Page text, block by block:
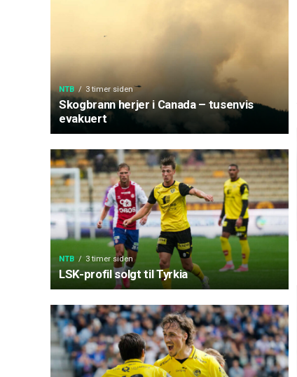
NTB 3 timer siden
Skogbrann herjer i Canada – tusenvis
evakuert
NTB 3 timer siden
LSK-profil solgt til Tyrkia